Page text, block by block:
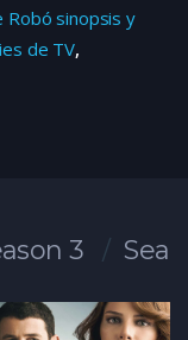
Robó sinopsis y
de TV,
3